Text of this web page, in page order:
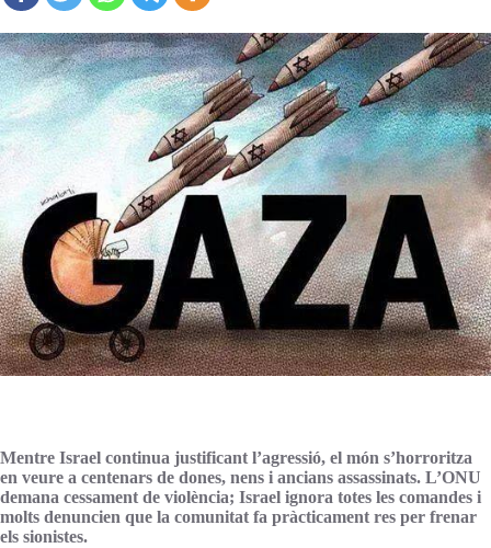
Mentre Israel continua justificant l’agressió, el món s’horroritza
en veure a centenars de dones, nens i ancians assassinats. L’ONU
demana cessament de violència; Israel ignora totes les comandes i
molts denuncien que la comunitat fa pràcticament res per frenar
els sionistes.